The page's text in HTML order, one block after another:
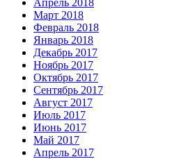
Март 2018
Февраль 2018
Январь 2018
Декабрь 2017
Ноябрь 2017
Октябрь 2017
Сентябрь 2017
Август 2017
Июль 2017
Июнь 2017
Май 2017
Апрель 2017